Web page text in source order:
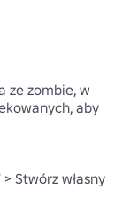
ze zombie, w
aby
Stwórz własny